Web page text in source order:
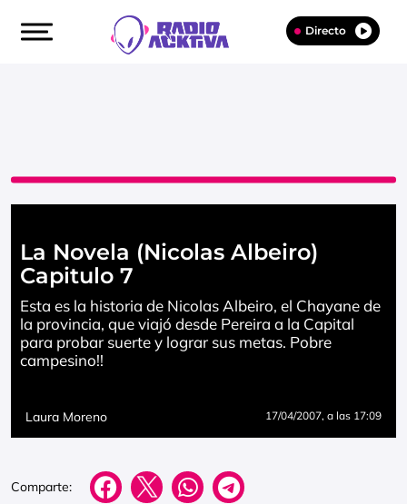
Directo
La Novela (Nicolas Albeiro)
Capitulo 7
Esta es la historia de Nicolas Albeiro, el Chayane de
la provincia, que viajó desde Pereira a la Capital
para probar suerte y lograr sus metas. Pobre
campesino!!
Laura Moreno 17/04/2007, a las 17:09
Comparte: